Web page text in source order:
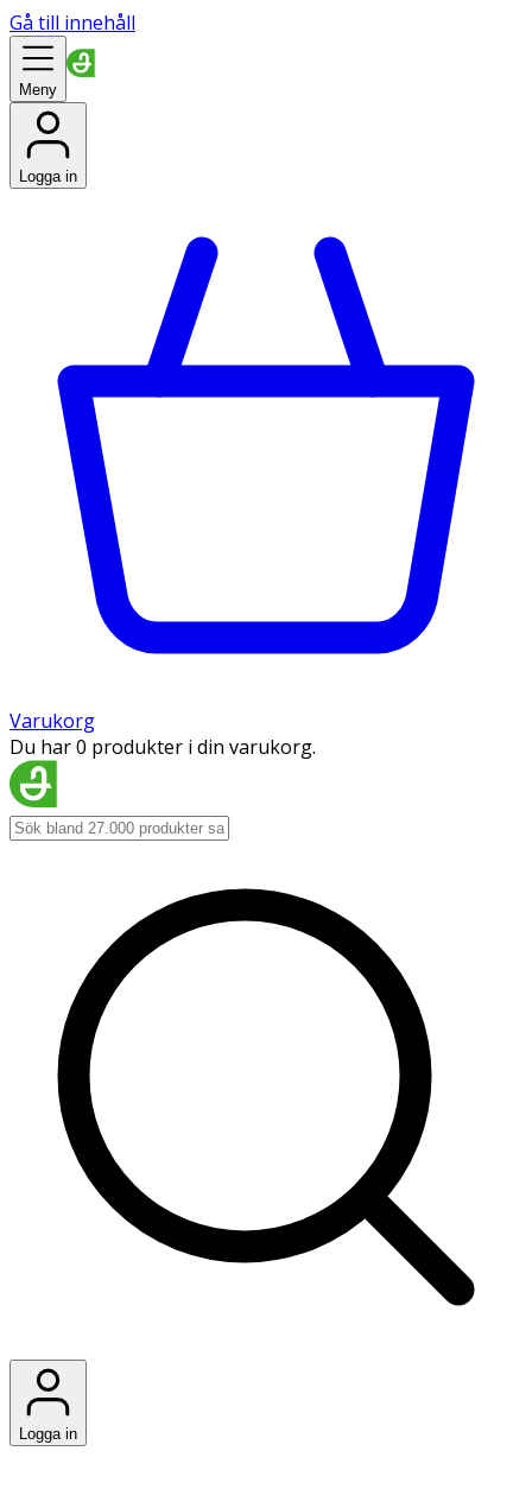
Gå till innehåll
Meny
Logga in
Varukorg
Du har 0 produkter i din varukorg.
Logga in